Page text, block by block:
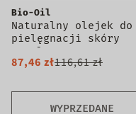
WYPRZEDANE
Bio-Oil
Naturalny olejek do
pielęgnacji skóry
200ml
87,46 zł116,61 zł